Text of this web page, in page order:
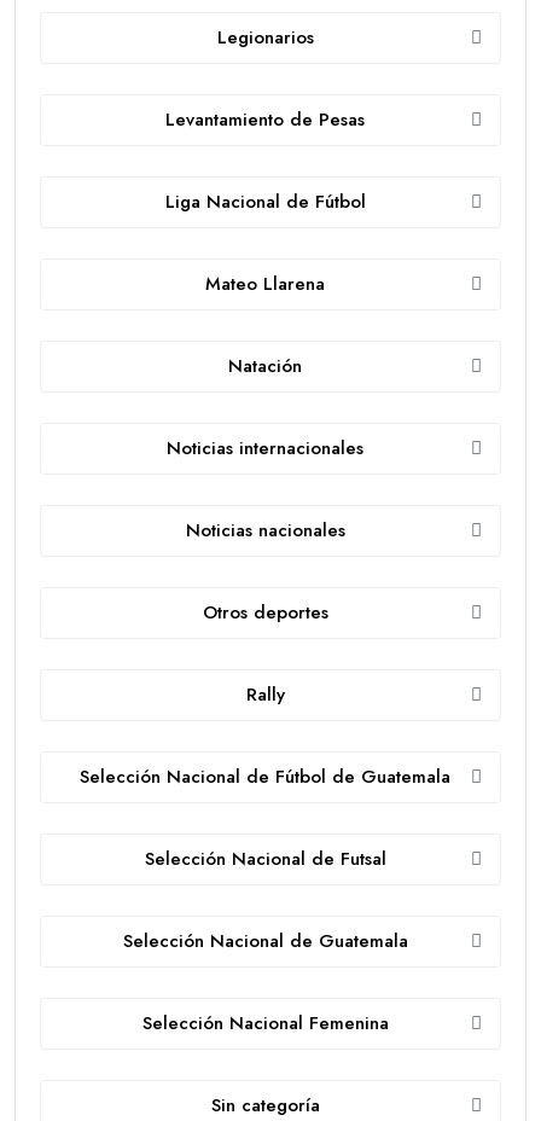
Legionarios
Levantamiento de Pesas
Liga Nacional de Fútbol
Mateo Llarena
Natación
Noticias internacionales
Noticias nacionales
Otros deportes
Rally
Selección Nacional de Fútbol de Guatemala
Selección Nacional de Futsal
Selección Nacional de Guatemala
Selección Nacional Femenina
Sin categoría